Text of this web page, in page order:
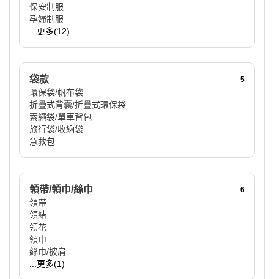
保安制服
孕婦制服
...更多(12)
袋款 5
環保袋/帆布袋
折疊式背囊/折疊式環保袋
索繩袋/單車背包
旅行袋/收納袋
急救包
領帶/領巾/絲巾 6
領帶
領結
領花
領巾
絲巾/披肩
...更多(1)